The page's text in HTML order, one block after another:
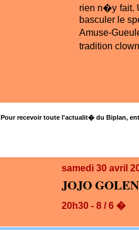
rien n�y fait.
basculer le
Amuse-
tradition
Pour recevoir toute l'actualit� du Biplan,
samedi 30 avril
JOJO
20h30 - 8 / 6 �